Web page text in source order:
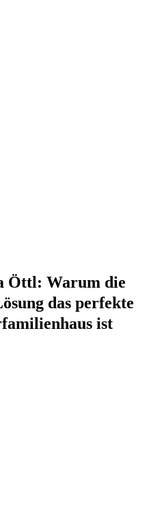
Öttl: Warum die
das perfekte
ist